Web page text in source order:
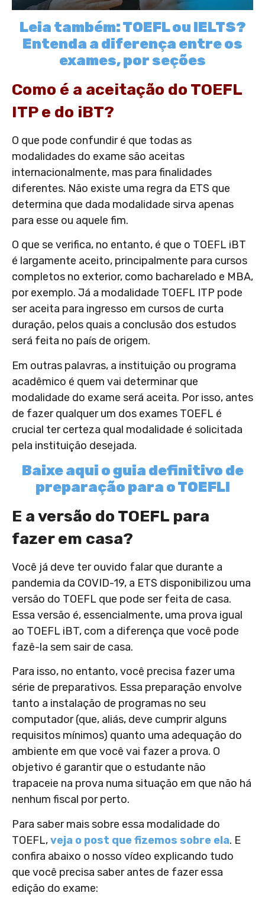
Leia também: TOEFL ou IELTS?
Entenda a diferença entre os
exames, por seções
Como é a aceitação do TOEFL
ITP e do iBT?
O que pode confundir é que todas as
modalidades do exame são aceitas
internacionalmente, mas para finalidades
diferentes. Não existe uma regra da ETS que
determina que dada modalidade sirva apenas
para esse ou aquele fim.
O que se verifica, no entanto, é que o TOEFL iBT
é largamente aceito, principalmente para cursos
completos no exterior, como bacharelado e MBA,
por exemplo. Já a modalidade TOEFL ITP pode
ser aceita para ingresso em cursos de curta
duração, pelos quais a conclusão dos estudos
será feita no país de origem.
Em outras palavras, a instituição ou programa
acadêmico é quem vai determinar que
modalidade do exame será aceita. Por isso, antes
de fazer qualquer um dos exames TOEFL é
crucial ter certeza qual modalidade é solicitada
pela instituição desejada.
Baixe aqui o guia definitivo de
preparação para o TOEFL!
E a versão do TOEFL para
fazer em casa?
Você já deve ter ouvido falar que durante a
pandemia da COVID-19, a ETS disponibilizou uma
versão do TOEFL que pode ser feita de casa.
Essa versão é, essencialmente, uma prova igual
ao TOEFL iBT, com a diferença que você pode
fazê-la sem sair de casa.
Para isso, no entanto, você precisa fazer uma
série de preparativos. Essa preparação envolve
tanto a instalação de programas no seu
computador (que, aliás, deve cumprir alguns
requisitos mínimos) quanto uma adequação do
ambiente em que você vai fazer a prova. O
objetivo é garantir que o estudante não
trapaceie na prova numa situação em que não há
nenhum fiscal por perto.
Para saber mais sobre essa modalidade do
TOEFL,veja o post que fizemos sobre ela. E
confira abaixo o nosso vídeo explicando tudo
que você precisa saber antes de fazer essa
edição do exame: